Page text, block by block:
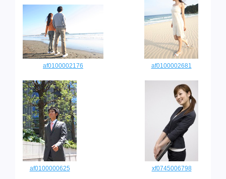
af0100002176 af0100002681
af0100000625 xf0745006798